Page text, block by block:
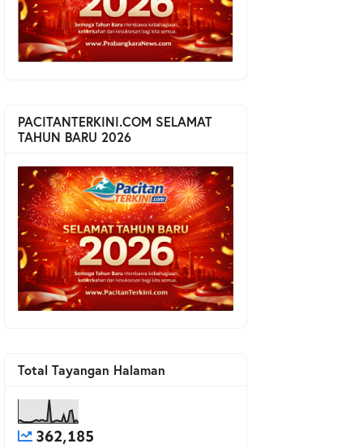
PACITANTERKINI.COM SELAMAT
TAHUN BARU 2026
Total Tayangan Halaman
362,185